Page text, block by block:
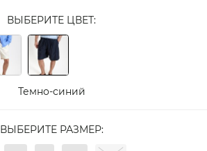
ВЫБЕРИТЕ ЦВЕТ:
Темно-синий
ВЫБЕРИТЕ РАЗМЕР: